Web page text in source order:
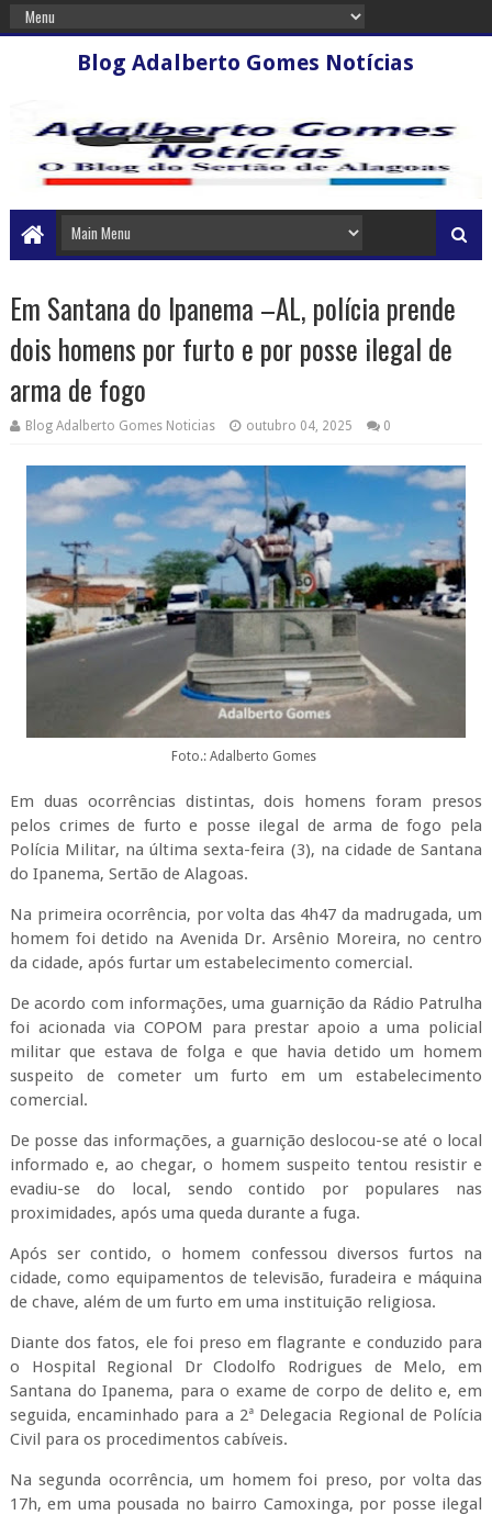
Blog Adalberto Gomes Notícias
Em Santana do Ipanema –AL, polícia prende
dois homens por furto e por posse ilegal de
arma de fogo
Blog Adalberto Gomes Noticias outubro 04, 2025 0
Foto.: Adalberto Gomes
Em duas ocorrências distintas, dois homens foram presos
pelos crimes de furto e posse ilegal de arma de fogo pela
Polícia Militar, na última sexta-feira (3), na cidade de Santana
do Ipanema, Sertão de Alagoas.
Na primeira ocorrência, por volta das 4h47 da madrugada, um
homem foi detido na Avenida Dr. Arsênio Moreira, no centro
da cidade, após furtar um estabelecimento comercial.
De acordo com informações, uma guarnição da Rádio Patrulha
foi acionada via COPOM para prestar apoio a uma policial
militar que estava de folga e que havia detido um homem
suspeito de cometer um furto em um estabelecimento
comercial.
De posse das informações, a guarnição deslocou-se até o local
informado e, ao chegar, o homem suspeito tentou resistir e
evadiu-se do local, sendo contido por populares nas
proximidades, após uma queda durante a fuga.
Após ser contido, o homem confessou diversos furtos na
cidade, como equipamentos de televisão, furadeira e máquina
de chave, além de um furto em uma instituição religiosa.
Diante dos fatos, ele foi preso em flagrante e conduzido para
o Hospital Regional Dr Clodolfo Rodrigues de Melo, em
Santana do Ipanema, para o exame de corpo de delito e, em
seguida, encaminhado para a 2ª Delegacia Regional de Polícia
Civil para os procedimentos cabíveis.
Na segunda ocorrência, um homem foi preso, por volta das
17h, em uma pousada no bairro Camoxinga, por posse ilegal